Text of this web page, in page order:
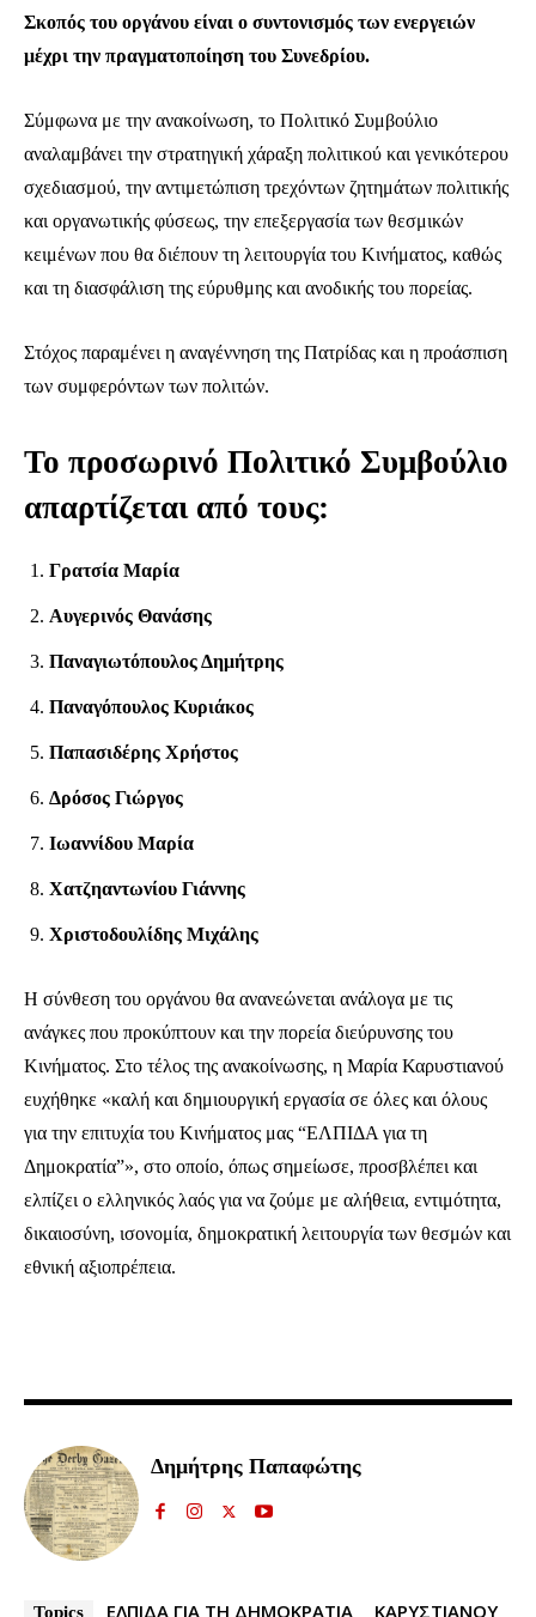
Ενταχθείτε στην κοινότητα των
συνδρομητών μας και γίνετε μέρος της
συζήτησης.
ΕΓΓΡΑΦΉ
Σκοπός του οργάνου είναι ο συντονισμός των ενεργειών
μέχρι την πραγματοποίηση του Συνεδρίου.
Σύμφωνα με την ανακοίνωση, το Πολιτικό Συμβούλιο
αναλαμβάνει την στρατηγική χάραξη πολιτικού και γενικότερου
σχεδιασμού, την αντιμετώπιση τρεχόντων ζητημάτων πολιτικής
και οργανωτικής φύσεως, την επεξεργασία των θεσμικών
κειμένων που θα διέπουν τη λειτουργία του Κινήματος, καθώς
και τη διασφάλιση της εύρυθμης και ανοδικής του πορείας.
Στόχος παραμένει η αναγέννηση της Πατρίδας και η προάσπιση
των συμφερόντων των πολιτών.
Το προσωρινό Πολιτικό Συμβούλιο
απαρτίζεται από τους:
Γρατσία Μαρία
Αυγερινός Θανάσης
Παναγιωτόπουλος Δημήτρης
Παναγόπουλος Κυριάκος
Παπασιδέρης Χρήστος
Δρόσος Γιώργος
Ιωαννίδου Μαρία
Χατζηαντωνίου Γιάννης
Χριστοδουλίδης Μιχάλης
Η σύνθεση του οργάνου θα ανανεώνεται ανάλογα με τις
ανάγκες που προκύπτουν και την πορεία διεύρυνσης του
Κινήματος. Στο τέλος της ανακοίνωσης, η Μαρία Καρυστιανού
ευχήθηκε «καλή και δημιουργική εργασία σε όλες και όλους
για την επιτυχία του Κινήματος μας “ΕΛΠΙΔΑ για τη
Δημοκρατία”», στο οποίο, όπως σημείωσε, προσβλέπει και
ελπίζει ο ελληνικός λαός για να ζούμε με αλήθεια, εντιμότητα,
δικαιοσύνη, ισονομία, δημοκρατική λειτουργία των θεσμών και
εθνική αξιοπρέπεια.
Δημήτρης Παπαφώτης
Topics ΕΛΠΙΔΑ ΓΙΑ ΤΗ ΔΗΜΟΚΡΑΤΙΑ ΚΑΡΥΣΤΙΑΝΟΥ